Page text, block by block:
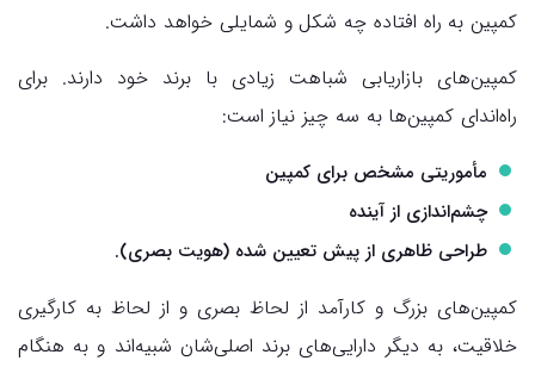
کمپین به راه افتاده چه شکل و شمایلی خواهد داشت.
کمپین‌های بازاریابی شباهت زیادی با برند خود دارند. برای
راه‌اندای کمپین‌ها به سه چیز نیاز است:
مأموریتی مشخص برای کمپین
چشم‌اندازی از آینده
طراحی ظاهری از پیش‌ تعیین شده (هویت بصری).
کمپین‌های بزرگ و کارآمد از لحاظ بصری و از لحاظ به کارگیری
خلاقیت، به دیگر دارایی‌های برند اصلی‌شان شبیه‌اند و به هنگام